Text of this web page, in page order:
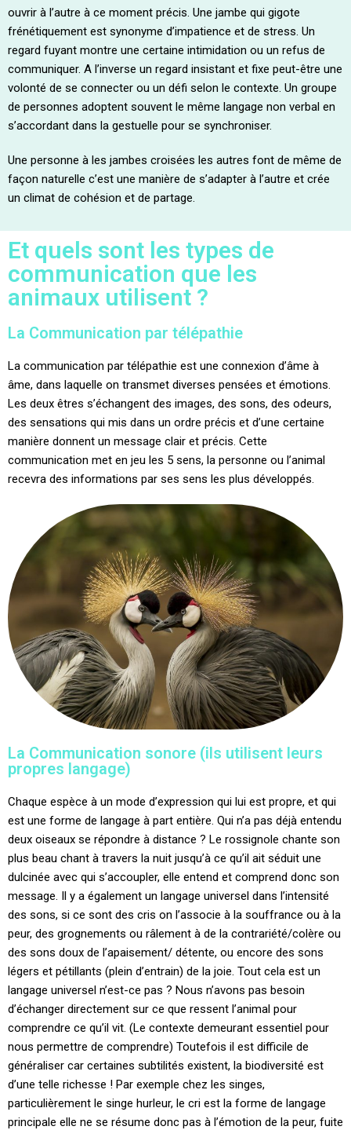
ouvrir à l’autre à ce moment précis. Une jambe qui gigote
frénétiquement est synonyme d’impatience et de stress. Un
regard fuyant montre une certaine intimidation ou un refus de
communiquer. A l’inverse un regard insistant et fixe peut-être une
volonté de se connecter ou un défi selon le contexte. Un groupe
de personnes adoptent souvent le même langage non verbal en
s’accordant dans la gestuelle pour se synchroniser.
Une personne à les jambes croisées les autres font de même de
façon naturelle c’est une manière de s’adapter à l’autre et crée
un climat de cohésion et de partage.
Et quels sont les types de
communication que les
animaux utilisent ?
La Communication par télépathie
La communication par télépathie est une connexion d’âme à
âme, dans laquelle on transmet diverses pensées et émotions.
Les deux êtres s’échangent des images, des sons, des odeurs,
des sensations qui mis dans un ordre précis et d’une certaine
manière donnent un message clair et précis. Cette
communication met en jeu les 5 sens, la personne ou l’animal
recevra des informations par ses sens les plus développés.
La Communication sonore (ils utilisent leurs
propres langage)
Chaque espèce à un mode d’expression qui lui est propre, et qui
est une forme de langage à part entière. Qui n’a pas déjà entendu
deux oiseaux se répondre à distance ? Le rossignole chante son
plus beau chant à travers la nuit jusqu’à ce qu’il ait séduit une
dulcinée avec qui s’accoupler, elle entend et comprend donc son
message. Il y a également un langage universel dans l’intensité
des sons, si ce sont des cris on l’associe à la souffrance ou à la
peur, des grognements ou râlement à de la contrariété/colère ou
des sons doux de l’apaisement/ détente, ou encore des sons
légers et pétillants (plein d’entrain) de la joie. Tout cela est un
langage universel n’est-ce pas ? Nous n’avons pas besoin
d’échanger directement sur ce que ressent l’animal pour
comprendre ce qu’il vit. (Le contexte demeurant essentiel pour
nous permettre de comprendre) Toutefois il est difficile de
généraliser car certaines subtilités existent, la biodiversité est
d’une telle richesse ! Par exemple chez les singes,
particulièrement le singe hurleur, le cri est la forme de langage
principale elle ne se résume donc pas à l’émotion de la peur, fuite